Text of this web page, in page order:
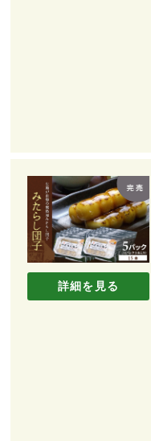
詳細を見る